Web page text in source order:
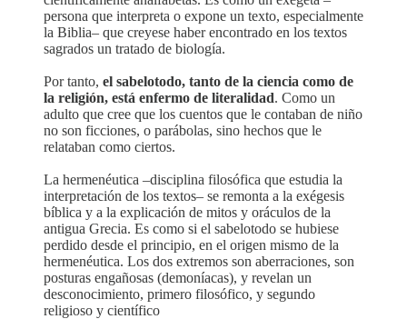
persona que interpreta o expone un texto, especialmente
la Biblia– que creyese haber encontrado en los textos
sagrados un tratado de biología.
Por tanto, el sabelotodo, tanto de la ciencia como de
la religión, está enfermo de literalidad. Como un
adulto que cree que los cuentos que le contaban de niño
no son ficciones, o parábolas, sino hechos que le
relataban como ciertos.
La hermenéutica –disciplina filosófica que estudia la
interpretación de los textos– se remonta a la exégesis
bíblica y a la explicación de mitos y oráculos de la
antigua Grecia. Es como si el sabelotodo se hubiese
perdido desde el principio, en el origen mismo de la
hermenéutica. Los dos extremos son aberraciones, son
posturas engañosas (demoníacas), y revelan un
desconocimiento, primero filosófico, y segundo
religioso y científico